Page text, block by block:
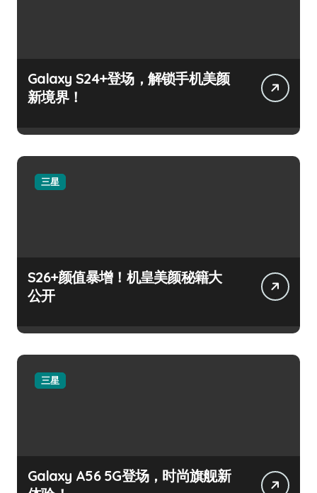
Galaxy S24+登场，解锁手机美颜
新境界！
三星
S26+颜值暴增！机皇美颜秘籍大
公开
三星
Galaxy A56 5G登场，时尚旗舰新